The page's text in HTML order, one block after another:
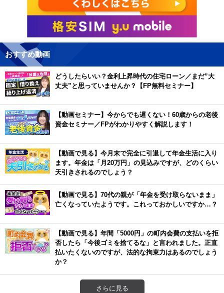
おすすめ動画
どうしたらいい？金利上昇時代の住宅ローン／まだ”大
丈夫”と思っていませんか？【FP無料セミナー】
【動画セミナー】今からでも遅くない！60歳からの老後
資金セミナー／FPがわかりやすく解説します！
【動画で見る】今月末で完全に引退して年金生活に入り
ます。年金は「月20万円」の見込みですが、どのくらい
天引きされるのでしょう？
【動画で見る】70代の親が「年金を受け取らないまま」
亡くなっていたようです。これっておかしいですか…？
【動画で見る】年間「5000円」の町内会費の支払いを拒
否したら「今後ゴミを捨てるな」と言われました。正直
払いたくないのですが、法的な拘束力はあるのでしょう
か？
さらに見る